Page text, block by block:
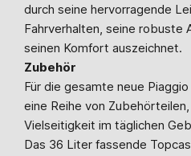
durch seine hervorragende
Fahrverhalten, seine robuste
seinen Komfort auszeichnet.
Zubehör
Für die gesamte neue
eine Reihe von
Vielseitigkeit im täglichen
Das 36 Liter fassende